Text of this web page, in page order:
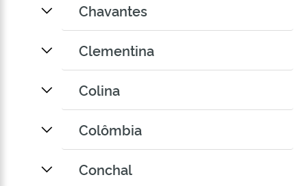
Chavantes
Clementina
Colina
Colômbia
Conchal